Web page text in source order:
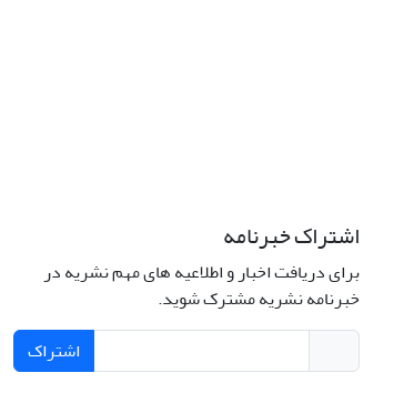
اشتراک خبرنامه
برای دریافت اخبار و اطلاعیه های مهم نشریه در
خبرنامه نشریه مشترک شوید.
اشتراک